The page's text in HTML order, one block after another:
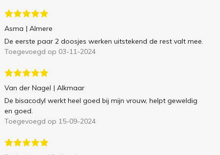
Asma | Almere
De eerste paar 2 doosjes werken uitstekend de rest valt mee.
Toegevoegd op 03-11-2024
Van der Nagel | Alkmaar
De bisacodyl werkt heel goed bij mijn vrouw, helpt geweldig
en goed.
Toegevoegd op 15-09-2024